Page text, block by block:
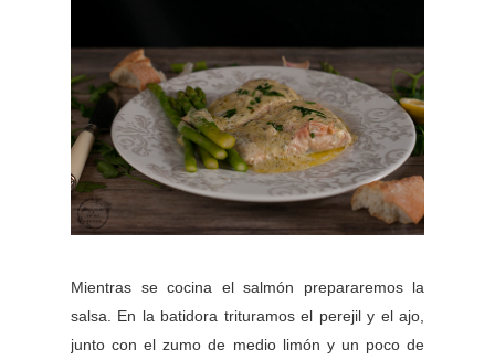
Mientras se cocina el salmón prepararemos la
salsa. En la batidora trituramos el perejil y el ajo,
junto con el zumo de medio limón y un poco de